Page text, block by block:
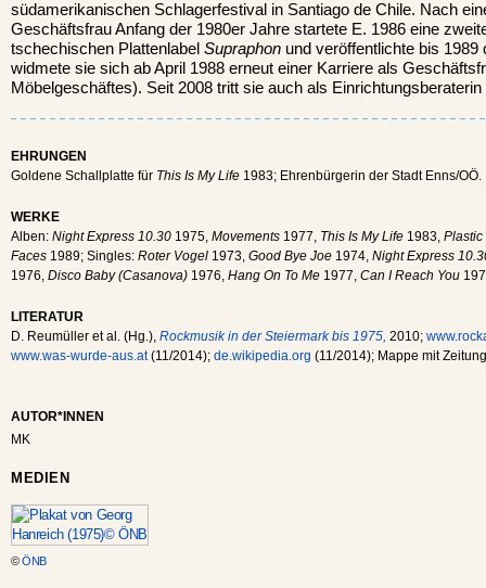
südamerikanischen Schlagerfestival in Santiago de Chile. Nach
Geschäftsfrau Anfang der 1980er Jahre startete E. 1986 eine
tschechischen Plattenlabel Supraphon und veröffentlichte bis 1989
widmete sie sich ab April 1988 erneut einer Karriere als
Möbelgeschäftes). Seit 2008 tritt sie auch als
EHRUNGEN
Goldene Schallplatte für This Is My Life 1983; Ehrenbürgerin der Stadt Enns/OÖ.
WERKE
Alben: Night Express 10.30 1975, Movements 1977, This Is My Life 1983, Plastic
Faces 1989; Singles: Roter Vogel 1973, Good Bye Joe 1974, Night Express
1976, Disco Baby (Casanova) 1976, Hang On To Me 1977, Can I Reach You
LITERATUR
D. Reumüller et al. (Hg.), Rockmusik in der Steiermark bis 1975, 2010;
www.was-wurde-aus.at(11/2014); de.wikipedia.org (11/2014); Mappe mit
AUTOR*INNEN
MK
MEDIEN
©ÖNB